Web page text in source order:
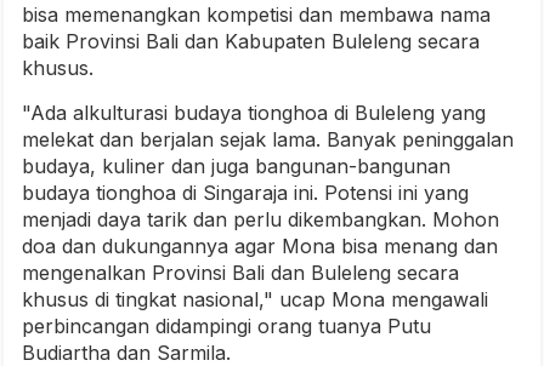
bisa memenangkan kompetisi dan membawa nama
baik Provinsi Bali dan Kabupaten Buleleng secara
khusus.
"Ada alkulturasi budaya tionghoa di Buleleng yang
melekat dan berjalan sejak lama. Banyak peninggalan
budaya, kuliner dan juga bangunan-bangunan
budaya tionghoa di Singaraja ini. Potensi ini yang
menjadi daya tarik dan perlu dikembangkan. Mohon
doa dan dukungannya agar Mona bisa menang dan
mengenalkan Provinsi Bali dan Buleleng secara
khusus di tingkat nasional," ucap Mona mengawali
perbincangan didampingi orang tuanya Putu
Budiartha dan Sarmila.